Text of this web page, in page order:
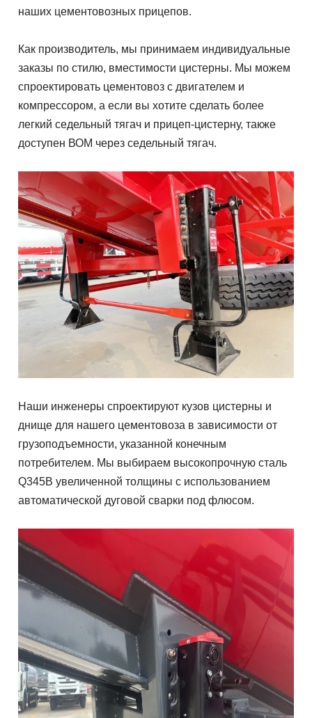
наших цементовозных прицепов.
Как производитель, мы принимаем индивидуальные
заказы по стилю, вместимости цистерны. Мы можем
спроектировать цементовоз с двигателем и
компрессором, а если вы хотите сделать более
легкий седельный тягач и прицеп-цистерну, также
доступен ВОМ через седельный тягач.
Наши инженеры спроектируют кузов цистерны и
днище для нашего цементовоза в зависимости от
грузоподъемности, указанной конечным
потребителем. Мы выбираем высокопрочную сталь
Q345B увеличенной толщины с использованием
автоматической дуговой сварки под флюсом.